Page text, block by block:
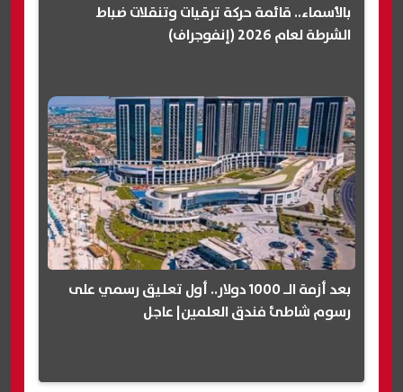
بالأسماء.. قائمة حركة ترقيات وتنقلات ضباط
الشرطة لعام 2026 (إنفوجراف)
بعد أزمة الـ 1000 دولار.. أول تعليق رسمي على
رسوم شاطئ فندق العلمين| عاجل